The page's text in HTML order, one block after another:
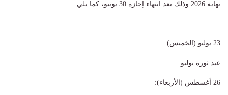
نهاية 2026 وذلك بعد انتهاء إجازة 30 يونيو، كما يلي:
23 يوليو (الخميس):
عيد ثورة يوليو.
26 أغسطس (الأربعاء):